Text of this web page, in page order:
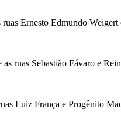
ruas Ernesto Edmundo
ruas Sebastião Fávaro e
Luiz França e Progênito